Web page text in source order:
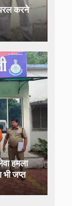
करने
हमला
भी जप्त